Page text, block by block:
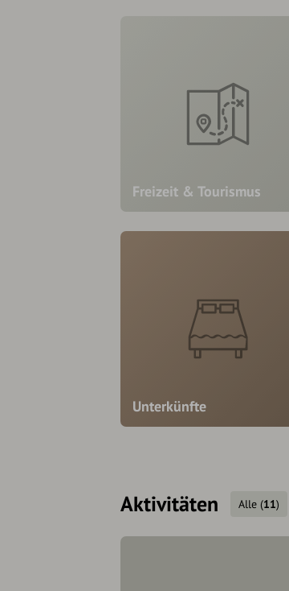
Freizeit & Tourismus
Unterkünfte
Aktivitäten Alle (11)